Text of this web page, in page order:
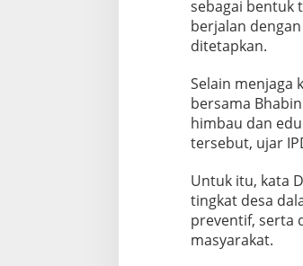
sebagai bentuk
berjalan
ditetapkan.
Selain menjaga
bersama
himbau dan
tersebut, ujar
Untuk itu, kata
tingkat desa
preventif, serta
masyarakat.